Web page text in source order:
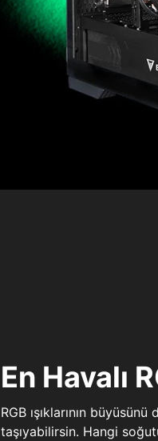
En Havalı
RGB ışıklarının
taşıyabilirsin. Hangi